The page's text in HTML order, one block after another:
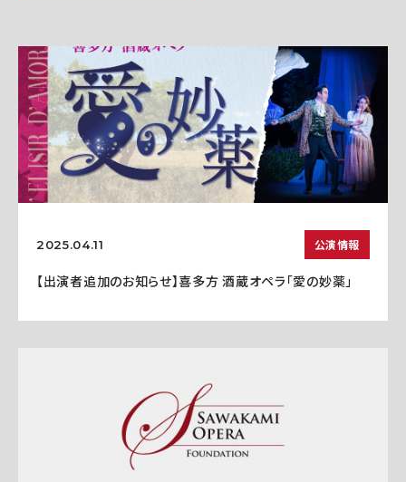
2025.04.11 公演情報
【出演者追加のお知らせ】喜多方 酒蔵オペラ「愛の妙薬」